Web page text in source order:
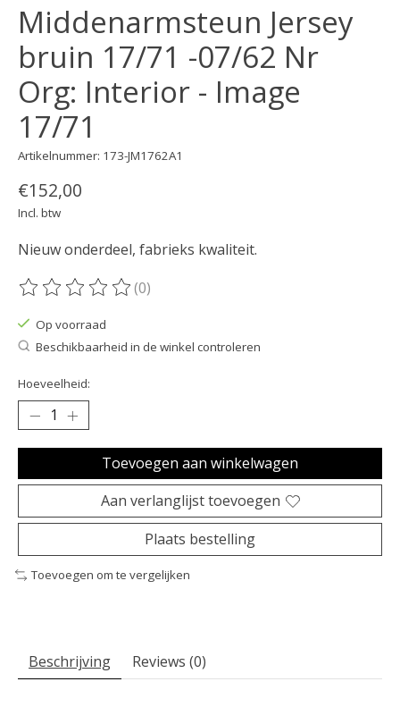
Middenarmsteun Jersey
bruin 17/71 -07/62 Nr
Org: Interior - Image
17/71
Artikelnummer: 173-JM1762A1
€152,00
Incl. btw
Nieuw onderdeel, fabrieks kwaliteit.
De beoordeling van dit product is
(0)
Op voorraad
Beschikbaarheid in de winkel controleren
Hoeveelheid:
Toevoegen aan winkelwagen
Aan verlanglijst toevoegen
Plaats bestelling
Toevoegen om te vergelijken
Beschrijving Reviews (0)